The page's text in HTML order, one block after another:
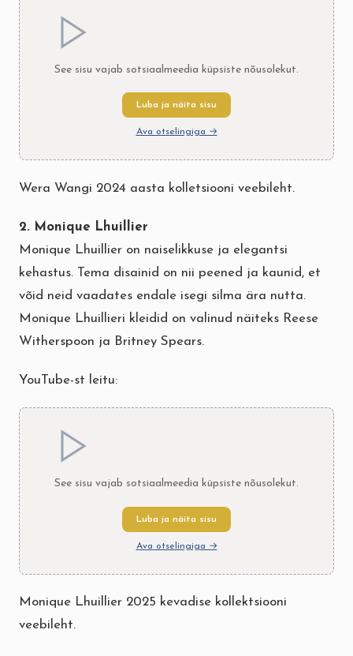
See sisu vajab sotsiaalmeedia küpsiste nõusolekut.
Luba ja näita sisu
Ava otselingiga →
Wera Wangi 2024 aasta kolletsiooni veebileht.
2. Monique Lhuillier
Monique Lhuillier on naiselikkuse ja elegantsi
kehastus. Tema disainid on nii peened ja kaunid, et
võid neid vaadates endale isegi silma ära nutta.
Monique Lhuillieri kleidid on valinud näiteks Reese
Witherspoon ja Britney Spears.
YouTube-st leitu:
See sisu vajab sotsiaalmeedia küpsiste nõusolekut.
Luba ja näita sisu
Ava otselingiga →
Monique Lhuillier 2025 kevadise kollektsiooni
veebileht.